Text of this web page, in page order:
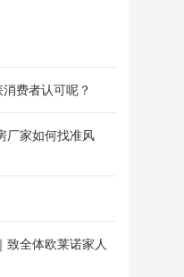
费者认可呢？
厂家如何找准风
致全体欧莱诺家人